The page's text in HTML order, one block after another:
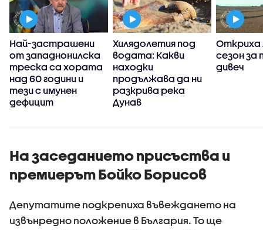
Най-застрашени
от западнонилска
треска са хората
над 60 години и
тези с имунен
дефицит
Хилядолетия под
водата: Какви
находки
продължава да ни
разкрива река
Дунав
Откриха
сезон за
дивеч
На заседанието присъства и
премиерът Бойко Борисов
Депутатите подкрепиха въвеждането на
извънредно положение в България. То ще